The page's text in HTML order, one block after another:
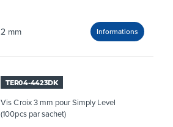
2 mm
TER04-4423DK
Vis Croix 3 mm pour Simply Level
(100pcs par sachet)